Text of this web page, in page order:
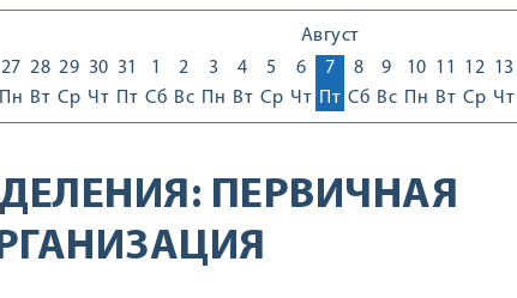
Август
27
Пн
28
Вт
29
Ср
30
Чт
31
Пт
1
Сб
2
Вс
3
Пн
4
Вт
5
Ср
6
Чт
7
Пт
8
Сб
9
Вс
10
Пн
11
Вт
12
Ср
13
Чт
ПЕРВИЧНАЯ